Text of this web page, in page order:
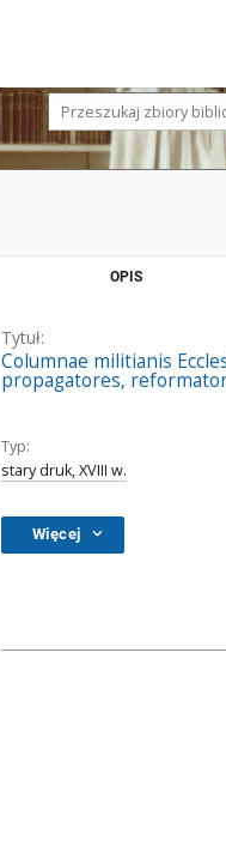
OPIS
Tytuł:
Columnae militianis
propagatores,
Typ:
stary druk, XVIII w.
Więcej